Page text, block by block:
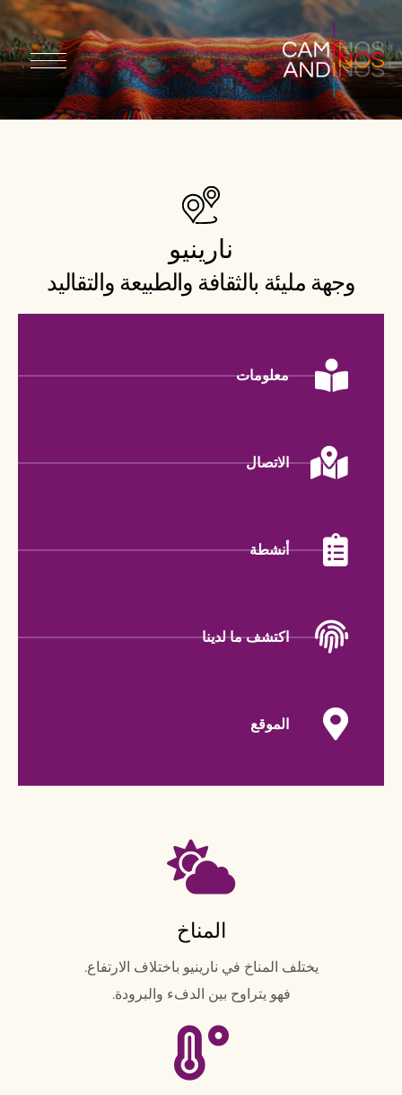
نارينيو
وجهة مليئة بالثقافة والطبيعة والتقاليد
معلومات
الاتصال
أنشطة
اكتشف ما لدينا
الموقع
المناخ
يختلف المناخ في نارينيو باختلاف الارتفاع.
فهو يتراوح بين الدفء والبرودة.